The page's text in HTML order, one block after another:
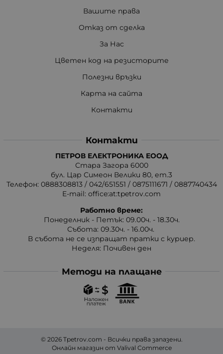
Вашите права
Отказ от сделка
За Нас
Цветен код на резисторите
Полезни връзки
Карта на сайта
Контакти
Контакти
ПЕТРОВ ЕЛЕКТРОНИКА ЕООД
Стара Загора 6000
бул. Цар Симеон Велики 80, ет.3
Телефон: 0888308813 / 042/651551 / 0875111671 / 0887740434
E-mail: office:at:tpetrov.com
Работно време:
Понеделник - Петък: 09.00ч. - 18.30ч.
Събота: 09.30ч. - 16.00ч.
В събота не се изпращат пратки с куриер.
Неделя: Почивен ден
Методи на плащане
© 2026 Tpetrov.com - Всички права запазени.
Онлайн магазин от Valival Commerce